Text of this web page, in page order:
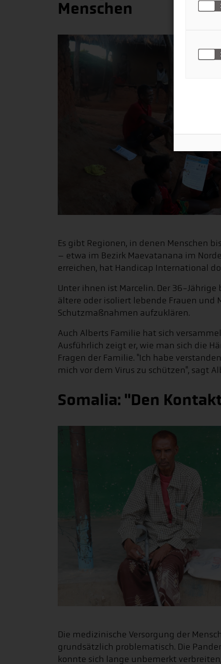
Menschen
Es gibt Regionen, in denen Menschen
– etwa im Bezirk Maevatanana im
erreichen, hat Handicap International
Unter ihnen ist Marcelin. Der 36-
ältere oder isoliert lebende Frauen und
Schutzmaßnahmen aufzuklären.
Auch Alberts Familie hat sich
Ausführlich zeigt er, wie man sich die
Fragen der Familie. "Ich habe
mich vor dem Virus zu schützen", sagt
Somalia: "Den
Die medizinische Versorgung der
grundsätzlich problematisch. Die
konnte sich lange unbemerkt